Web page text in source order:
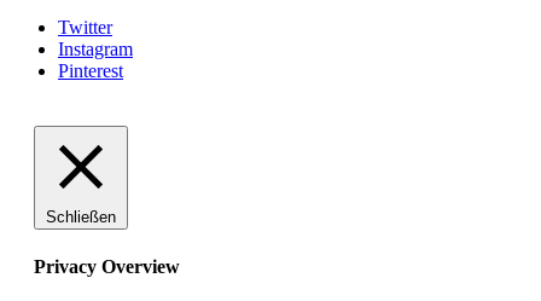
Twitter
Instagram
Pinterest
Schließen
Privacy Overview